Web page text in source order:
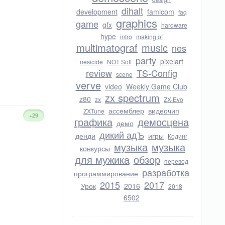
development dihalt famicom faq
game gfx graphics hardware
hype intro making of
multimatograf music nes
nesicide NOT Soft party pixelart
review scene TS-Config
verve video Weekly Game Club
z80 zx zx spectrum ZX-Evo
ZXTune ассемблер видеочип
графика демо демосцена
денди дикий адЪ игры Кодинг
конкурсы музыка музыка
для мужика обзор перевод
программирование разработка
Урок 2015 2016 2017 2018
6502
+29